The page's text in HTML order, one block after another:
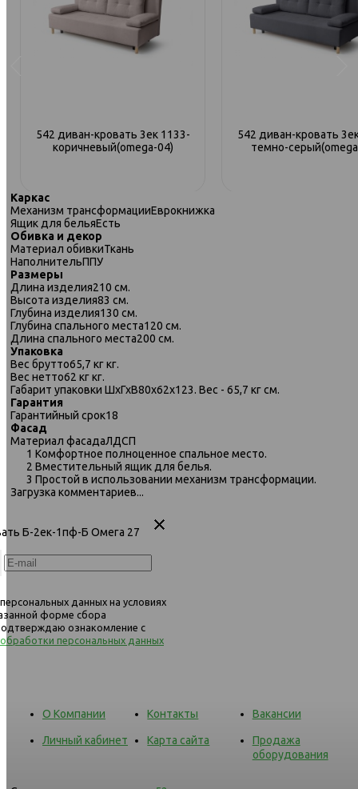
542 диван-кровать 3ек 1133-
коричневый(omega-04)
542 диван-кровать
темно-
542 диван-кровать 2ек-1пф 194
сер
Каркас
Механизм трансформацииЕврокнижка
Ящик для бельяЕсть
Обивка и декор
Материал обивкиТкань
НаполнительППУ
Размеры
Длина изделия210 см.
Высота изделия83 см.
Глубина изделия130 см.
Глубина спального места120 см.
Длина спального места200 см.
Упаковка
Вес брутто65,7 кг кг.
Вес нетто62 кг кг.
Габарит упаковки ШхГхВ80х62х123. Вес - 65,7 кг см.
Гарантия
Гарантийный срок18
Фасад
Материал фасадаЛДСП
1 Комфортное полноценное спальное место.
2 Вместительный ящик для белья.
3 Простой в использовании механизм трансформации.
Загрузка комментариев...
Б-2ек-1пф-Б Омега 27
данных на условиях
форме сбора
ознакомление с
персональных данных
О Компании Контакты Вакансии
Личный кабинет Карта сайта
Продажа
оборудования